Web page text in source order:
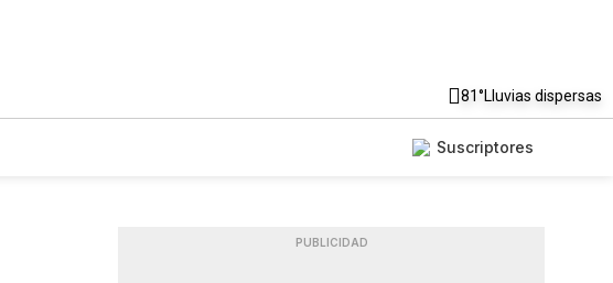
81°Lluvias dispersas
Suscriptores
PUBLICIDAD